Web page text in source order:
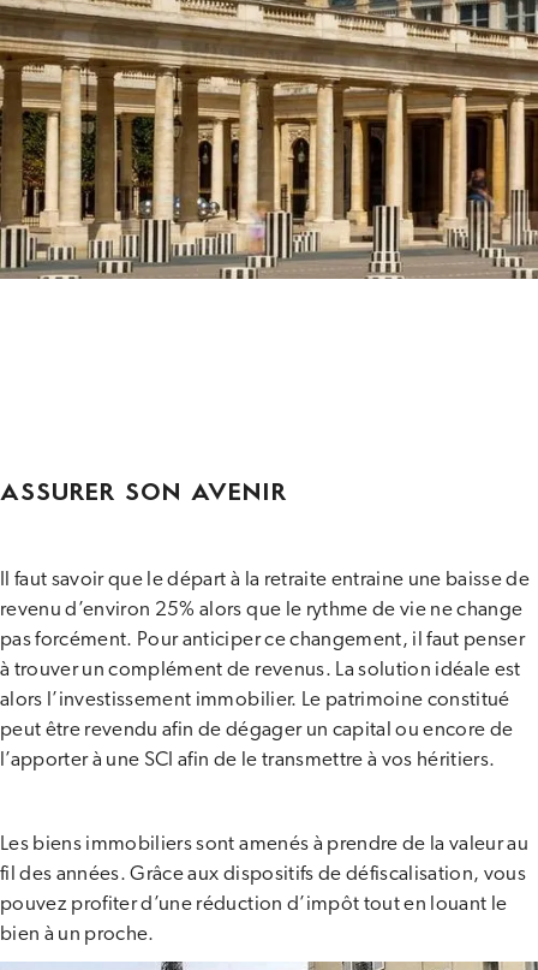
ASSURER SON AVENIR
Il faut savoir que le départ à la retraite entraine une baisse de
revenu d’environ 25% alors que le rythme de vie ne change
pas forcément. Pour anticiper ce changement, il faut penser
à trouver un complément de revenus. La solution idéale est
alors l’investissement immobilier. Le patrimoine constitué
peut être revendu afin de dégager un capital ou encore de
l’apporter à une SCI afin de le transmettre à vos héritiers.
Les biens immobiliers sont amenés à prendre de la valeur au
fil des années. Grâce aux dispositifs de défiscalisation, vous
pouvez profiter d’une réduction d’impôt tout en louant le
bien à un proche.